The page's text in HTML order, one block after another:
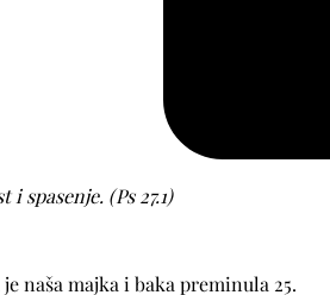
spasenje. (Ps 27.1)
naša majka i baka preminula 25.